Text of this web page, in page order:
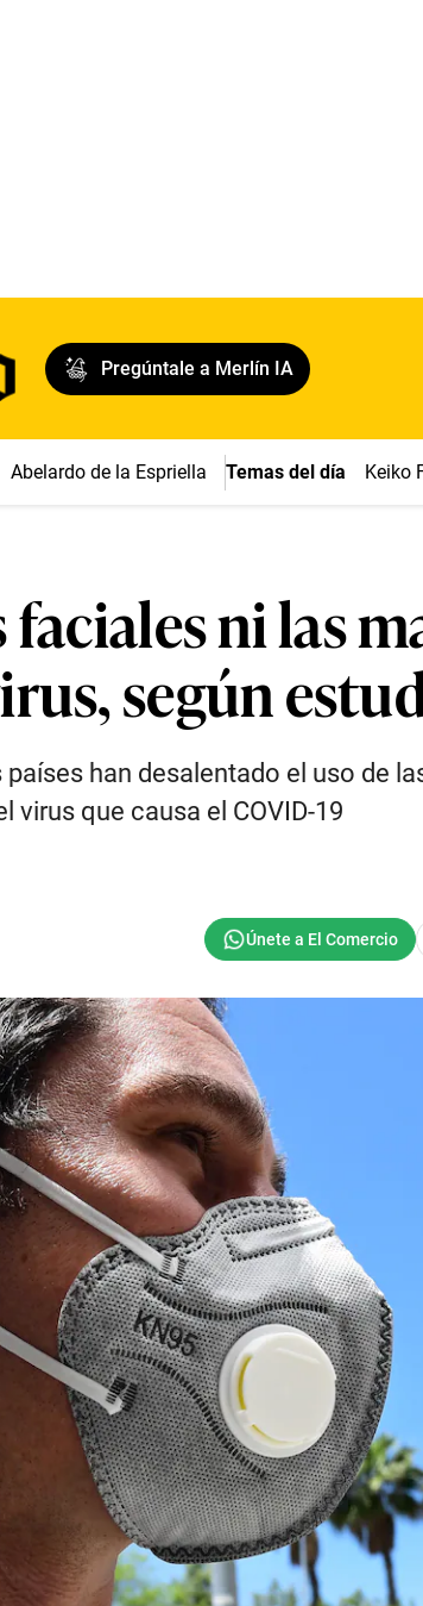
Pregúntale a Merlín IA
Abelardo de la Espriella Temas del día Keiko
ni las
según
han desalentado el uso de
virus que causa el COVID-19